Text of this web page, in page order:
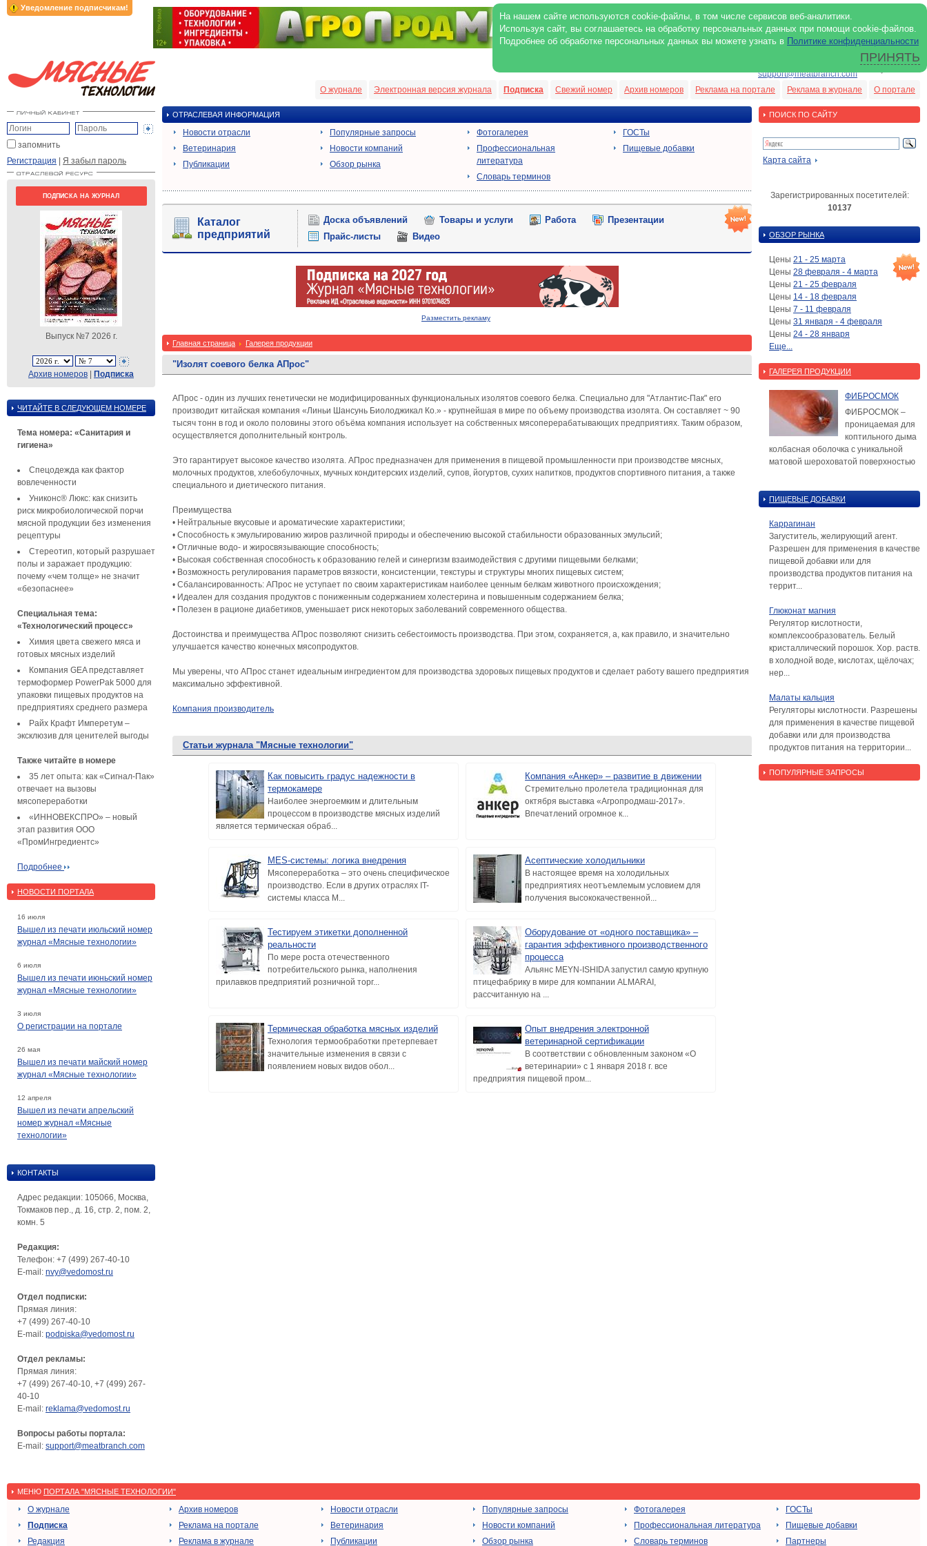
Уведомление подписчикам!
На нашем сайте используются cookie-файлы, в том числе сервисов веб-аналитики.
Используя сайт, вы соглашаетесь на обработку персональных данных при помощи cookie-файлов.
Подробнее об обработке персональных данных вы можете узнать в Политике конфиденциальности
ПРИНЯТЬ
support@meatbranch.com
О портале
Реклама в журнале
Реклама на портале
Архив номеров
Свежий номер
Подписка
Электронная версия журнала
О журнале
запомнить
Регистрация | Я забыл пароль
ПОДПИСКА НА ЖУРНАЛ
Выпуск №7 2026 г.
Архив номеров | Подписка
ЧИТАЙТЕ В СЛЕДУЮЩЕМ НОМЕРЕ
Тема номера: «Санитария и
гигиена»
Спецодежда как фактор
вовлеченности
Униконс® Люкс: как снизить
риск микробиологической порчи
мясной продукции без изменения
рецептуры
Стереотип, который разрушает
полы и заражает продукцию:
почему «чем толще» не значит
«безопаснее»
Специальная тема:
«Технологический процесс»
Химия цвета свежего мяса и
готовых мясных изделий
Компания GEA представляет
термоформер PowerPak 5000 для
упаковки пищевых продуктов на
предприятиях среднего размера
Райх Крафт Имперетум –
эксклюзив для ценителей выгоды
Также читайте в номере
35 лет опыта: как «Сигнал-Пак»
отвечает на вызовы
мясопереработки
«ИННОВЕКСПРО» – новый
этап развития ООО
«ПромИнгредиентс»
Подробнее
НОВОСТИ ПОРТАЛА
16 июля
Вышел из печати июльский номер
журнал «Мясные технологии»
6 июля
Вышел из печати июньский номер
журнал «Мясные технологии»
3 июля
О регистрации на портале
26 мая
Вышел из печати майский номер
журнал «Мясные технологии»
12 апреля
Вышел из печати апрельский
номер журнал «Мясные
технологии»
КОНТАКТЫ
Адрес редакции: 105066, Москва,
Токмаков пер., д. 16, стр. 2, пом. 2,
комн. 5
Редакция:
Телефон: +7 (499) 267-40-10
E-mail: nvy@vedomost.ru
Отдел подписки:
Прямая линия:
+7 (499) 267-40-10
E-mail: podpiska@vedomost.ru
Отдел рекламы:
Прямая линия:
+7 (499) 267-40-10, +7 (499) 267-
40-10
E-mail: reklama@vedomost.ru
Вопросы работы портала:
E-mail: support@meatbranch.com
ОТРАСЛЕВАЯ ИНФОРМАЦИЯ
Новости отрасли
Ветеринария
Публикации
Популярные запросы
Новости компаний
Обзор рынка
Фотогалерея
Профессиональная
литература
Словарь терминов
ГОСТы
Пищевые добавки
Каталог
предприятий
Доска объявлений Товары и услуги Работа
Презентации
Прайс-листы
Видео
Разместить рекламу
Главная страница Галерея продукции
"Изолят соевого белка АПрос"
АПрос - один из лучших генетически не модифицированных функциональных изолятов соевого белка. Специально для "Атлантис-Пак" его
производит китайская компания «Линьи Шансунь Биолоджикал Ко.» - крупнейшая в мире по объему производства изолята. Он составляет ~ 90
тысяч тонн в год и около половины этого объёма компания использует на собственных мясоперерабатывающих предприятиях. Таким образом,
осуществляется дополнительный контроль.
Это гарантирует высокое качество изолята. АПрос предназначен для применения в пищевой промышленности при производстве мясных,
молочных продуктов, хлебобулочных, мучных кондитерских изделий, супов, йогуртов, сухих напитков, продуктов спортивного питания, а также
специального и диетического питания.
Преимущества
• Нейтральные вкусовые и ароматические характеристики;
• Способность к эмульгированию жиров различной природы и обеспечению высокой стабильности образованных эмульсий;
• Отличные водо- и жиросвязывающие способность;
• Высокая собственная способность к образованию гелей и синергизм взаимодействия с другими пищевыми белками;
• Возможность регулирования параметров вязкости, консистенции, текстуры и структуры многих пищевых систем;
• Сбалансированность: АПрос не уступает по своим характеристикам наиболее ценным белкам животного происхождения;
• Идеален для создания продуктов с пониженным содержанием холестерина и повышенным содержанием белка;
• Полезен в рационе диабетиков, уменьшает риск некоторых заболеваний современного общества.
Достоинства и преимущества АПрос позволяют снизить себестоимость производства. При этом, сохраняется, а, как правило, и значительно
улучшается качество конечных мясопродуктов.
Мы уверены, что АПрос станет идеальным ингредиентом для производства здоровых пищевых продуктов и сделает работу вашего предприятия
максимально эффективной.
Компания производитель
Статьи журнала "Мясные технологии"
Как повысить градус надежности в
термокамере
Наиболее энергоемким и длительным
процессом в производстве мясных изделий
является термическая обраб...
Компания «Анкер» – развитие в движении
Стремительно пролетела традиционная для
октября выставка «Агропродмаш-2017».
Впечатлений огромное к...
MES-системы: логика внедрения
Мясопереработка – это очень специфическое
производство. Если в других отраслях IT-
системы класса M...
Асептические холодильники
В настоящее время на холодильных
предприятиях неотъемлемым условием для
получения высококачественной...
Тестируем этикетки дополненной
реальности
По мере роста отечественного
потребительского рынка, наполнения
прилавков предприятий розничной торг...
Оборудование от «одного поставщика» –
гарантия эффективного производственного
процесса
Альянс MEYN-ISHIDA запустил самую крупную
птицефабрику в мире для компании ALMARAI,
рассчитанную на ...
Термическая обработка мясных изделий
Технология термообработки претерпевает
значительные изменения в связи с
появлением новых видов обол...
Опыт внедрения электронной
ветеринарной сертификации
В соответствии с обновленным законом «О
ветеринарии» с 1 января 2018 г. все
предприятия пищевой пром...
ПОИСК ПО САЙТУ
Карта сайта
Зарегистрированных посетителей:
10137
ОБЗОР РЫНКА
Цены 21 - 25 марта
Цены 28 февраля - 4 марта
Цены 21 - 25 февраля
Цены 14 - 18 февраля
Цены 7 - 11 февраля
Цены 31 января - 4 февраля
Цены 24 - 28 января
Еще...
ГАЛЕРЕЯ ПРОДУКЦИИ
ФИБРОСМОК
ФИБРОСМОК –
проницаемая для
коптильного дыма
колбасная оболочка с уникальной
матовой шероховатой поверхностью
ПИЩЕВЫЕ ДОБАВКИ
Каррагинан
Загуститель, желирующий агент.
Разрешен для применения в качестве
пищевой добавки или для
производства продуктов питания на
террит...
Глюконат магния
Регулятор кислотности,
комплексообразователь. Белый
кристаллический порошок. Хор. раств.
в холодной воде, кислотах, щёлочах;
нер...
Малаты кальция
Регуляторы кислотности. Разрешены
для применения в качестве пищевой
добавки или для производства
продуктов питания на территории...
ПОПУЛЯРНЫЕ ЗАПРОСЫ
МЕНЮ ПОРТАЛА "МЯСНЫЕ ТЕХНОЛОГИИ"
О журнале
Подписка
Редакция
Архив номеров
Реклама на портале
Реклама в журнале
Новости отрасли
Ветеринария
Публикации
Популярные запросы
Новости компаний
Обзор рынка
Фотогалерея
Профессиональная литература
Словарь терминов
ГОСТы
Пищевые добавки
Партнеры